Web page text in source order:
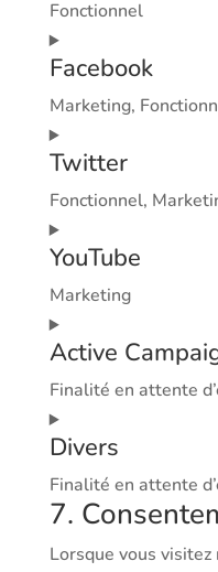
google-
maps
Fonctionnel
Consent
to
service
complianz
Facebook
Marketing,
Consent
to
service
facebook
Twitter
Fonctionnel,
Consent
to
service
twitter
YouTube
Marketing
Consent
to
service
youtube
Active
Finalité en attente
Consent
to
service
active-
Divers
Finalité en attente
Consent
to
7.
Lorsque vous